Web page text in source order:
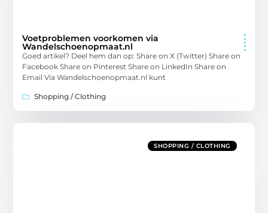
Voetproblemen voorkomen via
Wandelschoenopmaat.nl
Goed artikel? Deel hem dan op: Share on X (Twitter) Share on
Facebook Share on Pinterest Share on LinkedIn Share on
Email Via Wandelschoenopmaat.nl kunt
Shopping / Clothing
SHOPPING / CLOTHING